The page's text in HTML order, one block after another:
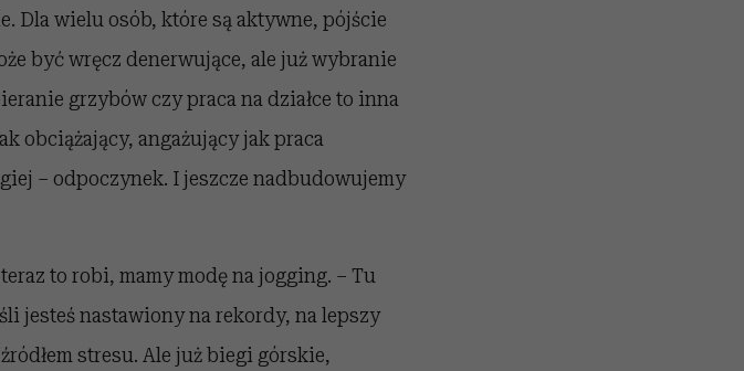
Dla wielu osób, które są aktywne, pójście
być wręcz denerwujące, ale już wybranie
grzybów czy praca na działce to inna
obciążający, angażujący jak praca
– odpoczynek. I jeszcze nadbudowujemy
to robi, mamy modę na jogging. – Tu
jesteś nastawiony na rekordy, na lepszy
stresu. Ale już biegi górskie,